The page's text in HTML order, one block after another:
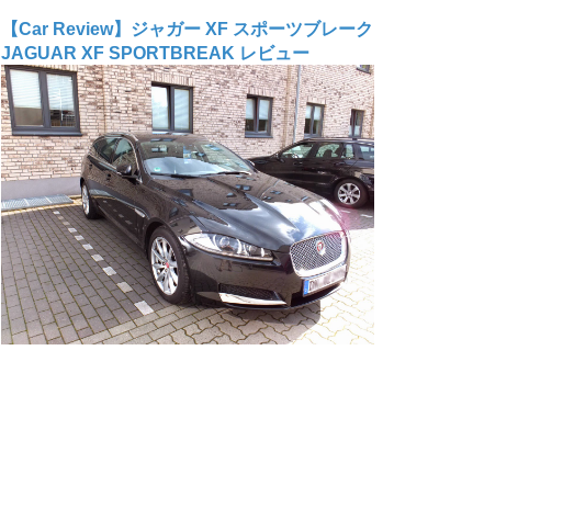
【Car Review】ジャガー XF スポーツブレーク
JAGUAR XF SPORTBREAK レビュー